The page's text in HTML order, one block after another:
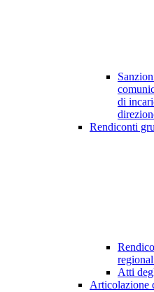
di
Rendiconti
Atti
Articolazione